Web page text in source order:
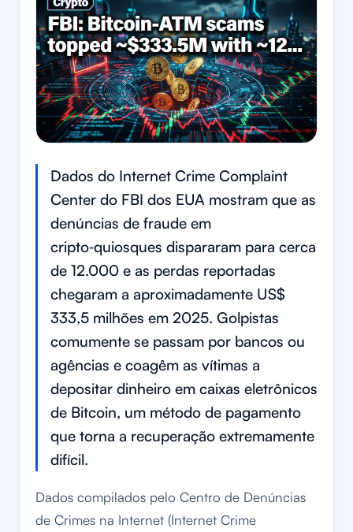
Dados do Internet Crime Complaint
Center do FBI dos EUA mostram que as
denúncias de fraude em
cripto‑quiosques dispararam para cerca
de 12.000 e as perdas reportadas
chegaram a aproximadamente US$
333,5 milhões em 2025. Golpistas
comumente se passam por bancos ou
agências e coagêm as vítimas a
depositar dinheiro em caixas eletrônicos
de Bitcoin, um método de pagamento
que torna a recuperação extremamente
difícil.
Dados compilados pelo Centro de Denúncias
de Crimes na Internet (Internet Crime